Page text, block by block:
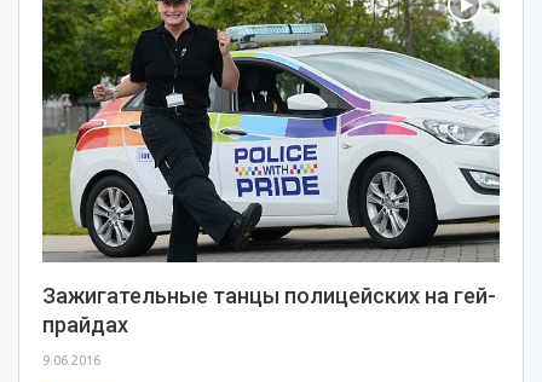
Зажигательные танцы полицейских на гей-
прайдах
9.06.2016